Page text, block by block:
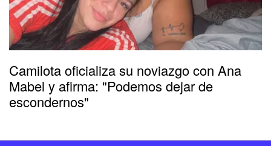
Camilota oficializa su noviazgo con Ana
Mabel y afirma: "Podemos dejar de
escondernos"